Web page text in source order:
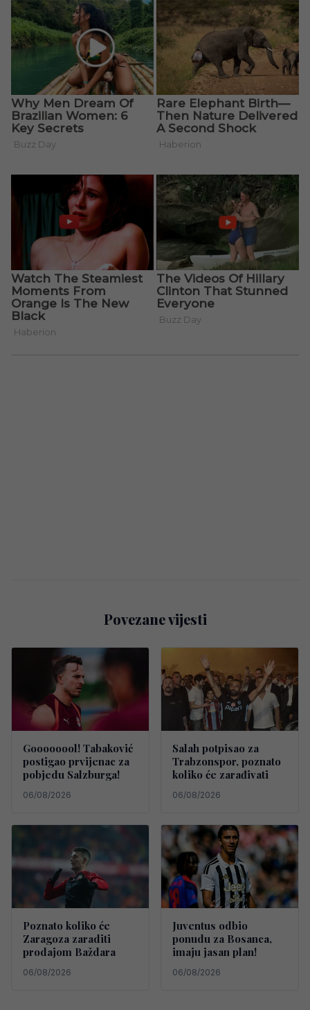
Povezane vijesti
Goooooool! Tabaković
postigao prvijenac za
pobjedu Salzburga!
06/08/2026
Salah potpisao za
Trabzonspor, poznato
koliko će zarađivati
06/08/2026
Poznato koliko će
Zaragoza zaraditi
prodajom Baždara
06/08/2026
Juventus odbio
ponudu za Bosanca,
imaju jasan plan!
06/08/2026